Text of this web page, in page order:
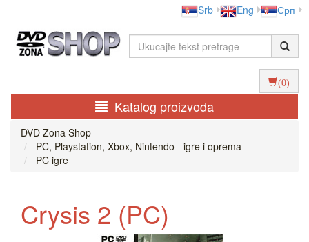
Srb Eng Срп
(0)
Katalog proizvoda
DVD Zona Shop
PC, Playstation, Xbox, Nintendo - igre i oprema
PC igre
Crysis 2 (PC)